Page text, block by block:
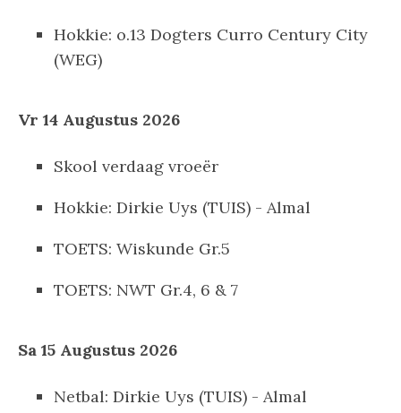
Hokkie: o.13 Dogters Curro Century City
(WEG)
Vr 14 Augustus 2026
Skool verdaag vroeër
Hokkie: Dirkie Uys (TUIS) - Almal
TOETS: Wiskunde Gr.5
TOETS: NWT Gr.4, 6 & 7
Sa 15 Augustus 2026
Netbal: Dirkie Uys (TUIS) - Almal